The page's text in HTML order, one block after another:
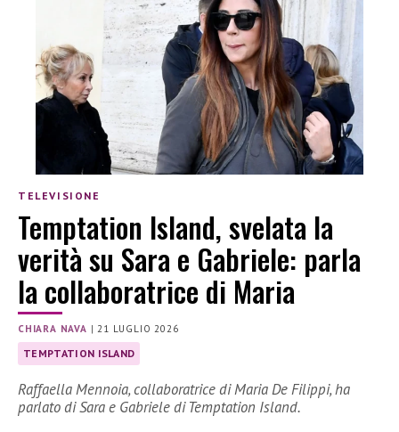
TELEVISIONE
Temptation Island, svelata la
verità su Sara e Gabriele: parla
la collaboratrice di Maria
CHIARA NAVA | 21 LUGLIO 2026
TEMPTATION ISLAND
Raffaella Mennoia, collaboratrice di Maria De Filippi, ha
parlato di Sara e Gabriele di Temptation Island.